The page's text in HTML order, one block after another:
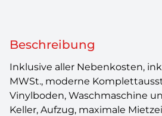
Beschreibung
Inklusive aller Nebenkosten,
MWSt., moderne
Vinylboden, Waschmaschine
Keller, Aufzug, maximale